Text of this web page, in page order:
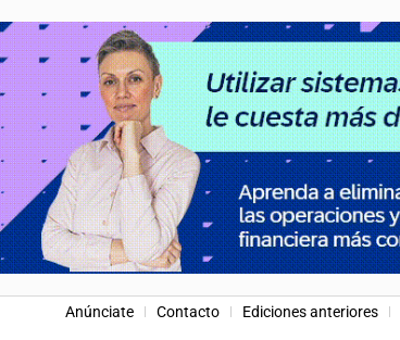
Anúnciate Contacto Ediciones anteriores